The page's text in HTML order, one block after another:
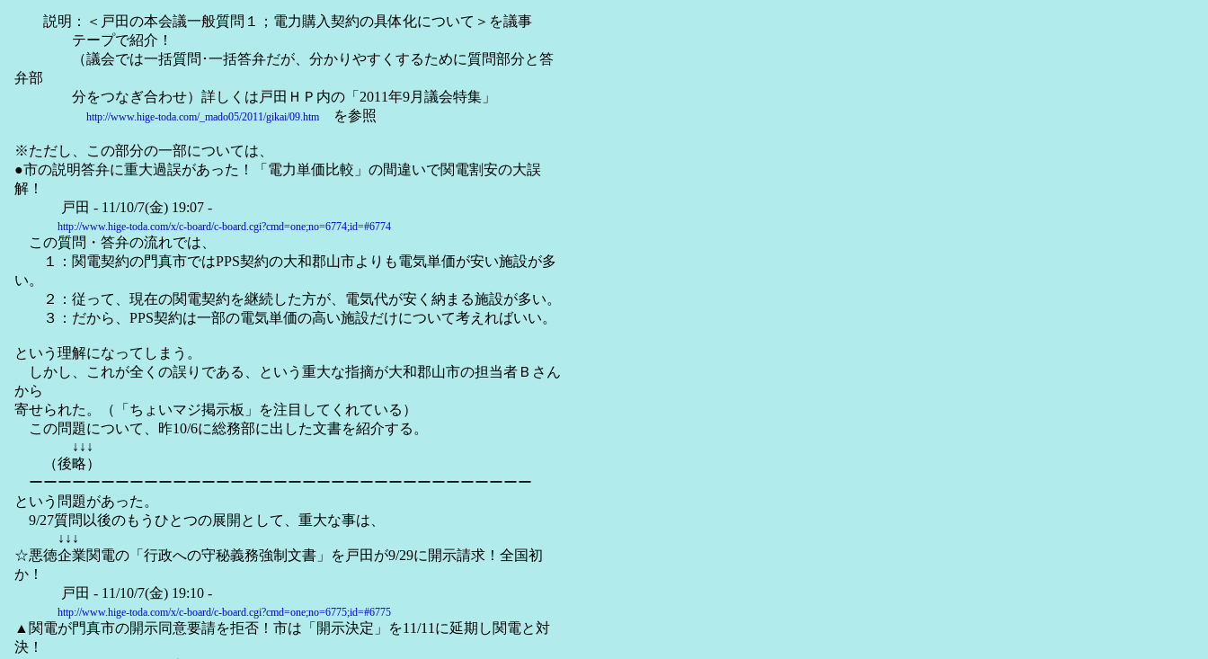
説明：＜戸田の本会議一般質問１；電力購入契約の具体化について＞を議事
テープで紹介！
（議会では一括質問･一括答弁だが、分かりやすくするために質問部分と答
弁部
分をつなぎ合わせ）詳しくは戸田ＨＰ内の「2011年9月議会特集」
http://www.hige-toda.com/_mado05/2011/gikai/09.htm を参照
※ただし、この部分の一部については、
●市の説明答弁に重大過誤があった！「電力単価比較」の間違いで関電割安の大誤
解！
戸田 - 11/10/7(金) 19:07 -
http://www.hige-toda.com/x/c-board/c-board.cgi?cmd=one;no=6774;id=#6774
この質問・答弁の流れでは、
１：関電契約の門真市ではPPS契約の大和郡山市よりも電気単価が安い施設が多
い。
２：従って、現在の関電契約を継続した方が、電気代が安く納まる施設が多い。
３：だから、PPS契約は一部の電気単価の高い施設だけについて考えればいい。
という理解になってしまう。
しかし、これが全くの誤りである、という重大な指摘が大和郡山市の担当者Ｂさん
から
寄せられた。（「ちょいマジ掲示板」を注目してくれている）
この問題について、昨10/6に総務部に出した文書を紹介する。
↓↓↓
（後略）
ーーーーーーーーーーーーーーーーーーーーーーーーーーーーーーーーーーー
という問題があった。
9/27質問以後のもうひとつの展開として、重大な事は、
↓↓↓
☆悪徳企業関電の「行政への守秘義務強制文書」を戸田が9/29に開示請求！全国初
か！
戸田 - 11/10/7(金) 19:10 -
http://www.hige-toda.com/x/c-board/c-board.cgi?cmd=one;no=6775;id=#6775
▲関電が門真市の開示同意要請を拒否！市は「開示決定」を11/11に延期し関電と対
決！